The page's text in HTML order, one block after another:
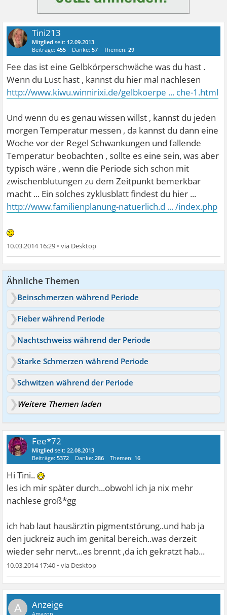
Tini213
Mitglied seit: 12.09.2013
Beiträge:455 Danke:57 Themen:29
Fee das ist eine Gelbkörperschwäche was du hast .
Wenn du Lust hast , kannst du hier mal nachlesen
http://www.kiwu.winnirixi.de/gelbkoerpe ... che-1.html
Und wenn du es genau wissen willst , kannst du jeden
morgen Temperatur messen , da kannst du dann eine
Woche vor der Regel Schwankungen und fallende
Temperatur beobachten , sollte es eine sein, was aber
typisch wäre , wenn die Periode sich schon mit
zwischenblutungen zu dem Zeitpunkt bemerkbar
macht ... Ein solches zyklusblatt findest du hier ...
http://www.familienplanung-natuerlich.d ... /index.php
10.03.2014 16:29 •
Ähnliche Themen
Beinschmerzen während Periode
Fieber während Periode
Nachtschweiss während der Periode
Starke Schmerzen während Periode
Schwitzen während der Periode
Weitere Themen laden
Fee*72
Mitglied seit:22.08.2013
Beiträge:5372 Danke:286 Themen: 16
Hi Tini..
les ich mir später durch...obwohl ich ja nix mehr
nachlese groß*gg
ich hab laut hausärztin pigmentstörung..und hab ja
den juckreiz auch im genital bereich..was derzeit
wieder sehr nervt...es brennt ,da ich gekratzt hab...
10.03.2014 17:40 •
A